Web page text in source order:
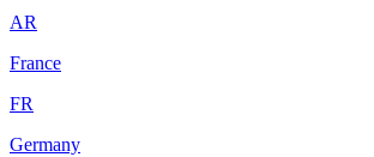
AR
France
FR
Germany